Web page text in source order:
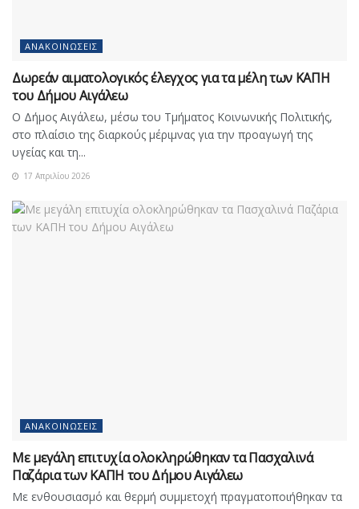
ΑΝΑΚΟΙΝΏΣΕΙΣ
Δωρεάν αιματολογικός έλεγχος για τα μέλη των ΚΑΠΗ
του Δήμου Αιγάλεω
Ο Δήμος Αιγάλεω, μέσω του Τμήματος Κοινωνικής Πολιτικής,
στο πλαίσιο της διαρκούς μέριμνας για την προαγωγή της
υγείας και τη...
17 Απριλίου 2026
ΑΝΑΚΟΙΝΏΣΕΙΣ
Με μεγάλη επιτυχία ολοκληρώθηκαν τα Πασχαλινά
Παζάρια των ΚΑΠΗ του Δήμου Αιγάλεω
Με ενθουσιασμό και θερμή συμμετοχή πραγματοποιήθηκαν τα